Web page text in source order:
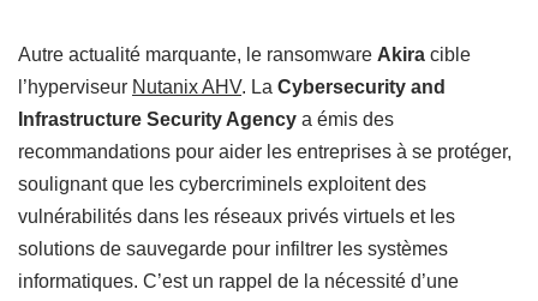
Autre actualité marquante, le ransomware Akira cible
l’hyperviseur Nutanix AHV. La Cybersecurity and
Infrastructure Security Agency a émis des
recommandations pour aider les entreprises à se protéger,
soulignant que les cybercriminels exploitent des
vulnérabilités dans les réseaux privés virtuels et les
solutions de sauvegarde pour infiltrer les systèmes
informatiques. C’est un rappel de la nécessité d’une